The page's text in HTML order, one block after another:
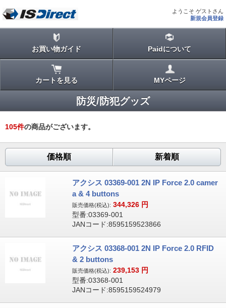
ようこそ ゲストさん
新規会員登録
お買い物ガイド Paidについて
カートを見る MYページ
防災/防犯グッズ
105件の商品がございます。
価格順 新着順
アクシス 03369-001 2N IP Force 2.0 camer
a & 4 buttons
販売価格(税込): 344,326 円
型番:03369-001
JANコード:8595159523866
アクシス 03368-001 2N IP Force 2.0 RFID
& 2 buttons
販売価格(税込): 239,153 円
型番:03368-001
JANコード:8595159524979